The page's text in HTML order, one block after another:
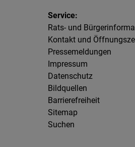
Rats- und
Kontakt und
Pressemeldungen
Impressum
Datenschutz
Bildquellen
Barrierefreiheit
Sitemap
Suchen